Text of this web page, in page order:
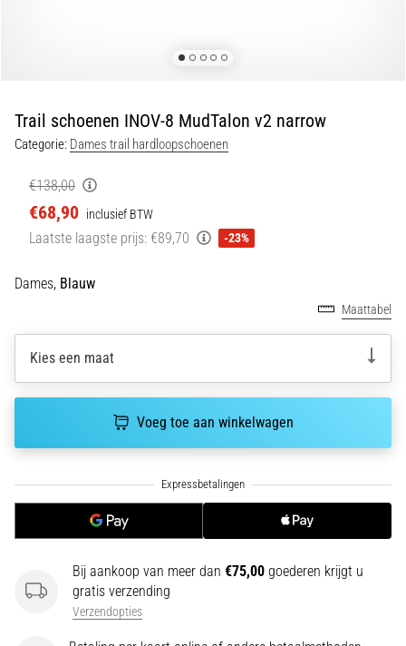
Preventie
Hardlopersknie,
wel
als
het
bandsyndroom
een
zeer
veelvoorkomend
gezondheidsprobleem…
6. 8. 2026
Hardloopschoenen
met
demping
Trail schoenen INOV-8 MudTalon v2 narrow
Categorie: Dames trail hardloopschoenen
€138,00
€68,90 inclusief BTW
Laatste laagste prijs: €89,70 -23%
Dames, Blauw
Maattabel
Kies een maat
Voeg toe aan winkelwagen
Bij aankoop van meer dan €75,00 goederen krijgt u
gratis verzending
Verzendopties